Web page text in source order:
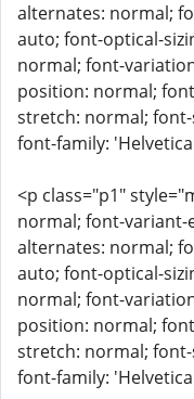
alternates: normal;
auto; font-optical-
normal; font-
position: normal;
stretch: normal;
font-family:
<p class="p1"
normal; font-variant-
alternates: normal;
auto; font-optical-
normal; font-
position: normal;
stretch: normal;
font-family: